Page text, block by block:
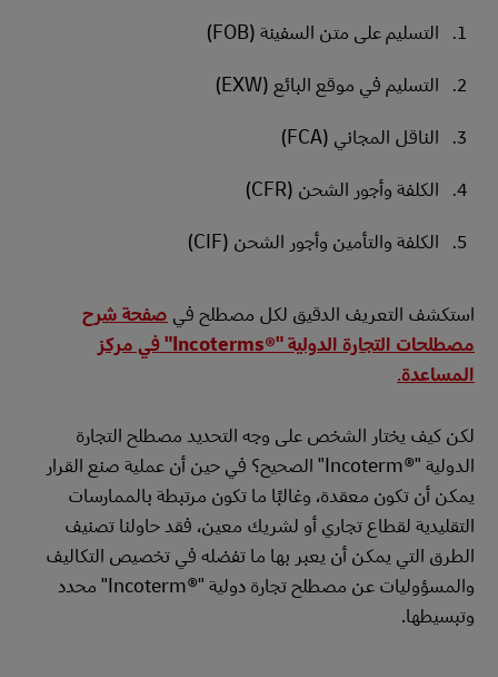
التسليم على متن السفينة (FOB)
التسليم في موقع البائع (EXW)
الناقل المجاني (FCA)
الكلفة وأجور الشحن (CFR)
الكلفة والتأمين وأجور الشحن (CIF)
استكشف التعريف الدقيق لكل مصطلح في صفحة شرح
مصطلحات التجارة الدولية "Incoterms®‎" في مركز
المساعدة.
لكن كيف يختار الشخص على وجه التحديد مصطلح التجارة
الدولية "Incoterm®‎" الصحيح؟ في حين أن عملية صنع القرار
يمكن أن تكون معقدة، وغالبًا ما تكون مرتبطة بالممارسات
التقليدية لقطاع تجاري أو لشريك معين، فقد حاولنا تصنيف
الطرق التي يمكن أن يعبر بها ما تفضله في تخصيص التكاليف
والمسؤوليات عن مصطلح تجارة دولية "Incoterm®‎" محدد
وتبسيطها.